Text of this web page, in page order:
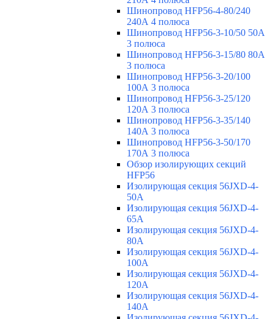
Шинопровод HFP56-4-80/240
240А 4 полюса
Шинопровод HFP56-3-10/50 50А
3 полюса
Шинопровод HFP56-3-15/80 80А
3 полюса
Шинопровод HFP56-3-20/100
100А 3 полюса
Шинопровод HFP56-3-25/120
120А 3 полюса
Шинопровод HFP56-3-35/140
140А 3 полюса
Шинопровод HFP56-3-50/170
170А 3 полюса
Обзор изолирующих секций
HFP56
Изолирующая секция 56JXD-4-
50A
Изолирующая секция 56JXD-4-
65A
Изолирующая секция 56JXD-4-
80A
Изолирующая секция 56JXD-4-
100A
Изолирующая секция 56JXD-4-
120A
Изолирующая секция 56JXD-4-
140A